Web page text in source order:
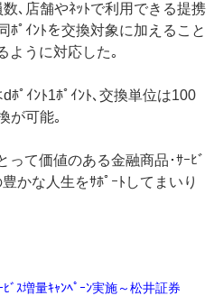
､店舗やﾈｯﾄで利用できる提携
ﾎﾟｲﾝﾄを交換対象に加えること
ように対応した｡
ﾎﾟｲﾝﾄ1ﾎﾟｲﾝﾄ､交換単位は100
が可能｡
って価値のある金融商品･ｻｰﾋﾞ
かな人生をｻﾎﾟｰﾄしてまいり
ﾞｽ増量ｷｬﾝﾍﾟｰﾝ実施～松井証券